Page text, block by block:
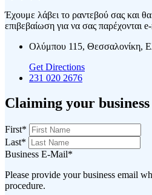
Έχουμε λάβει το ραντεβού σας και
επιβεβαίωση για να σας παρέχονται
Ολύμπου 115, Θεσσαλονίκη,
Get Directions
231 020 2676
Claiming your
First*
Last*
Business E-Mail*
Please provide your business email
procedure.